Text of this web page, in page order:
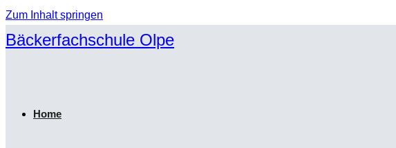
Zum Inhalt springen
Bäckerfachschule Olpe
Home